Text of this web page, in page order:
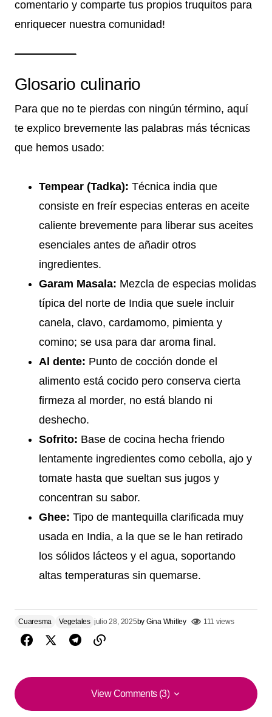
comentario y comparte tus propios truquitos para
enriquecer nuestra comunidad!
Glosario culinario
Para que no te pierdas con ningún término, aquí
te explico brevemente las palabras más técnicas
que hemos usado:
Tempear (Tadka): Técnica india que
consiste en freír especias enteras en aceite
caliente brevemente para liberar sus aceites
esenciales antes de añadir otros
ingredientes.
Garam Masala: Mezcla de especias molidas
típica del norte de India que suele incluir
canela, clavo, cardamomo, pimienta y
comino; se usa para dar aroma final.
Al dente: Punto de cocción donde el
alimento está cocido pero conserva cierta
firmeza al morder, no está blando ni
deshecho.
Sofrito: Base de cocina hecha friendo
lentamente ingredientes como cebolla, ajo y
tomate hasta que sueltan sus jugos y
concentran su sabor.
Ghee: Tipo de mantequilla clarificada muy
usada en India, a la que se le han retirado
los sólidos lácteos y el agua, soportando
altas temperaturas sin quemarse.
Cuaresma Vegetales julio 28, 2025by Gina Whitley 111 views
View Comments (3)
View Comments (3)